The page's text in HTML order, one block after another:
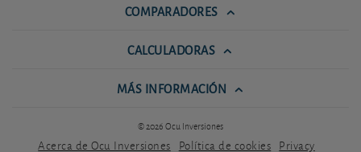
COMPARADORES
CALCULADORAS
MÁS INFORMACIÓN
© 2026 Ocu Inversiones
Acerca de Ocu Inversiones Política de cookies Privacy